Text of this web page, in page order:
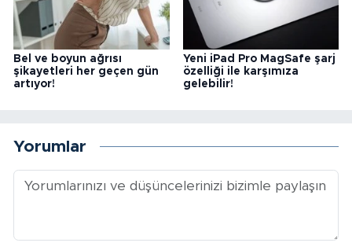
Bel ve boyun ağrısı
şikayetleri her geçen gün
artıyor!
Yeni iPad Pro MagSafe şarj
özelliği ile karşımıza
gelebilir!
Yorumlar